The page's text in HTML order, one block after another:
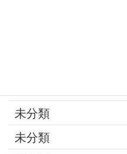
未分類
未分類